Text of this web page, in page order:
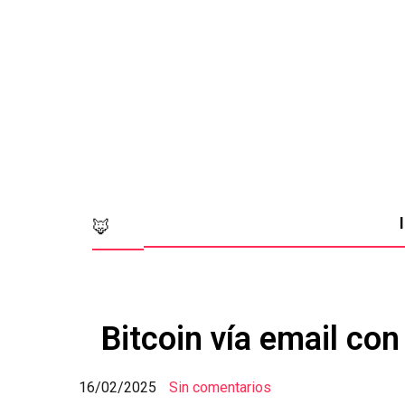
🦊
Bitcoin vía email
16/02/2025 Sin comentarios